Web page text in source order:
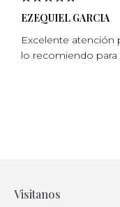
EZEQUIEL GARCIA
Excelente atención
lo recomiendo para
Visitanos